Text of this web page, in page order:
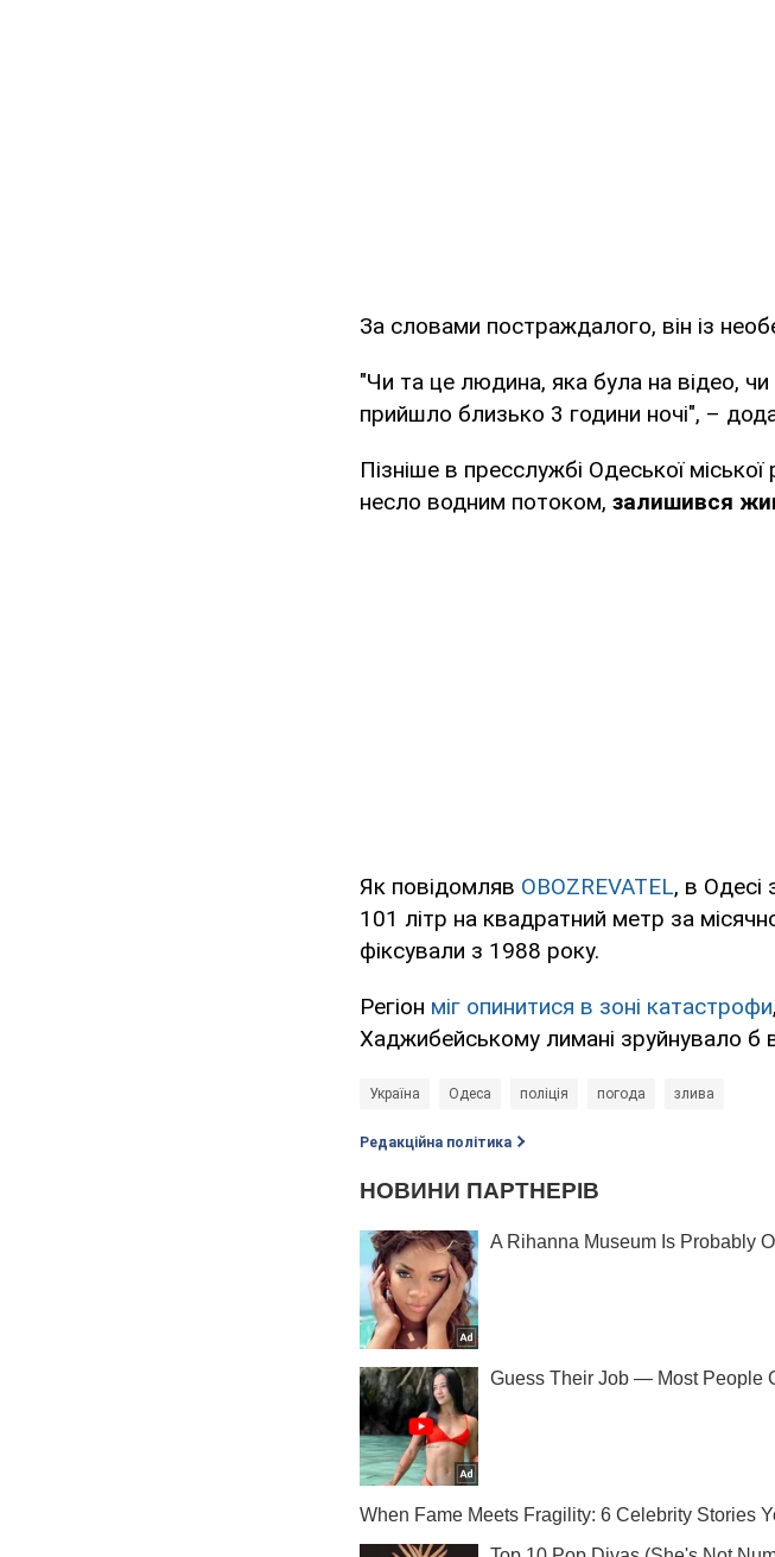
За словами постраждалого, він із
"Чи та це людина, яка була на відео,
прийшло близько 3 години ночі", –
Пізніше в пресслужбі Одеської
несло водним потоком, залишився
Як повідомляв OBOZREVATEL, в Одесі
101 літр на квадратний метр за
фіксували з 1988 року.
Регіон міг опинитися в зоні катастрофи
Хаджибейському лимані зруйнувало б
Україна Одеса поліція погода злива
Редакційна політика